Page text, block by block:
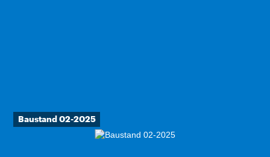
Baustand 02-2025